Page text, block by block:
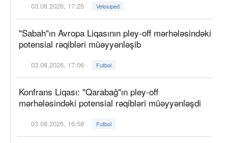
03.08.2026, 17:25 Velosiped
"Sabah"ın Avropa Liqasının pley-off mərhələsindəki
potensial rəqibləri müəyyənləşib
03.08.2026, 17:06 Futbol
Konfrans Liqası: "Qarabağ"ın pley-off
mərhələsindəki potensial rəqibləri müəyyənləşdi
03.08.2026, 16:58 Futbol